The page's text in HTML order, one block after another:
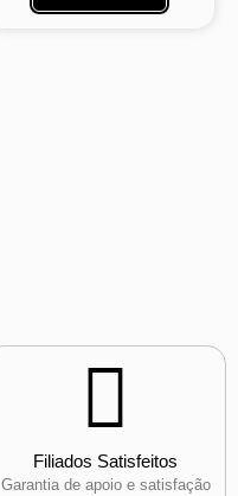
Filiados Satisfeitos
Garantia de apoio e satisfação